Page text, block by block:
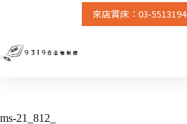
主
來店賞床：03-5513194
ms-21_812_